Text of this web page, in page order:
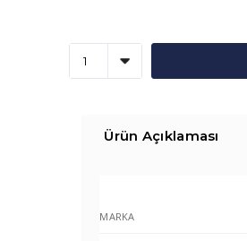
Ürün Açıklaması
MARKA